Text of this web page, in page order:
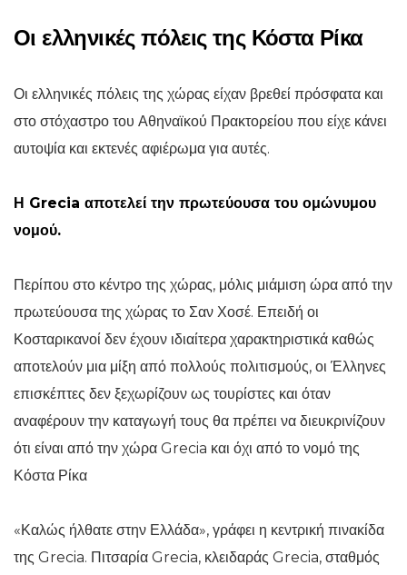
Οι ελληνικές πόλεις της Κόστα Ρίκα
Οι ελληνικές πόλεις της χώρας είχαν βρεθεί πρόσφατα και
στο στόχαστρο του Αθηναϊκού Πρακτορείου που είχε κάνει
αυτοψία και εκτενές αφιέρωμα για αυτές.
Η Grecia αποτελεί την πρωτεύουσα του ομώνυμου
νομού.
Περίπου στο κέντρο της χώρας, μόλις μιάμιση ώρα από την
πρωτεύουσα της χώρας το Σαν Χοσέ. Επειδή οι
Κοσταρικανοί δεν έχουν ιδιαίτερα χαρακτηριστικά καθώς
αποτελούν μια μίξη από πολλούς πολιτισμούς, οι Έλληνες
επισκέπτες δεν ξεχωρίζουν ως τουρίστες και όταν
αναφέρουν την καταγωγή τους θα πρέπει να διευκρινίζουν
ότι είναι από την χώρα Grecia και όχι από το νομό της
Κόστα Ρίκα
«Καλώς ήλθατε στην Ελλάδα», γράφει η κεντρική πινακίδα
της Grecia. Πιτσαρία Grecia, κλειδαράς Grecia, σταθμός